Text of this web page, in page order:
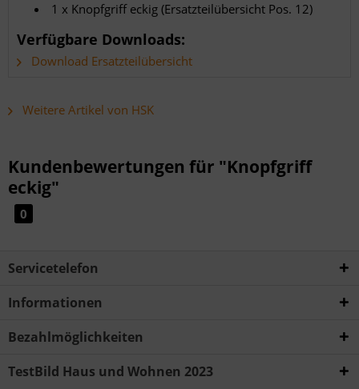
1 x Knopfgriff eckig (Ersatzteilübersicht Pos. 12)
Verfügbare Downloads:
Download Ersatzteilübersicht
Weitere Artikel von HSK
Kundenbewertungen für "Knopfgriff
eckig"
0
Servicetelefon
Informationen
Bezahlmöglichkeiten
TestBild Haus und Wohnen 2023